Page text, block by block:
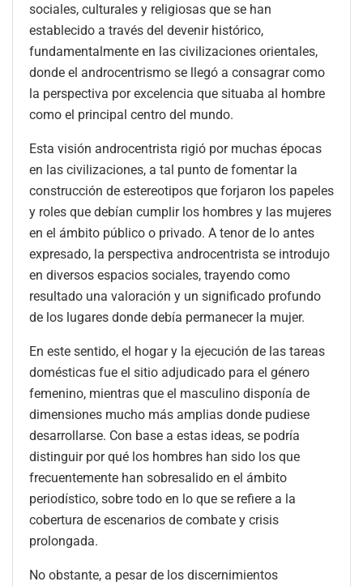
sociales, culturales y religiosas que se han
establecido a través del devenir histórico,
fundamentalmente en las civilizaciones orientales,
donde el androcentrismo se llegó a consagrar como
la perspectiva por excelencia que situaba al hombre
como el principal centro del mundo.
Esta visión androcentrista rigió por muchas épocas
en las civilizaciones, a tal punto de fomentar la
construcción de estereotipos que forjaron los papeles
y roles que debían cumplir los hombres y las mujeres
en el ámbito público o privado. A tenor de lo antes
expresado, la perspectiva androcentrista se introdujo
en diversos espacios sociales, trayendo como
resultado una valoración y un significado profundo
de los lugares donde debía permanecer la mujer.
En este sentido, el hogar y la ejecución de las tareas
domésticas fue el sitio adjudicado para el género
femenino, mientras que el masculino disponía de
dimensiones mucho más amplias donde pudiese
desarrollarse. Con base a estas ideas, se podría
distinguir por qué los hombres han sido los que
frecuentemente han sobresalido en el ámbito
periodístico, sobre todo en lo que se refiere a la
cobertura de escenarios de combate y crisis
prolongada.
No obstante, a pesar de los discernimientos